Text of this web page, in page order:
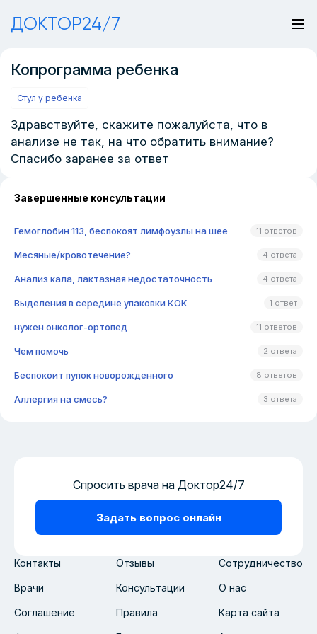
ДОКТОР24/7
Копрограмма ребенка
Стул у ребенка
Здравствуйте, скажите пожалуйста, что в
анализе не так, на что обратить внимание?
Спасибо заранее за ответ
Завершенные консультации
Гемоглобин 113, беспокоят лимфоузлы на шее 11 ответов
Месяные/кровотечение? 4 ответа
Анализ кала, лактазная недостаточность 4 ответа
Выделения в середине упаковки КОК 1 ответ
нужен онколог-ортопед 11 ответов
Чем помочь 2 ответа
Беспокоит пупок новорожденного 8 ответов
Аллергия на смесь? 3 ответа
Контакты Отзывы Сотрудничество
Врачи Консультации О нас
Соглашение Правила Карта сайта
Спросить врача на Доктор24/7
Задать вопрос онлайн